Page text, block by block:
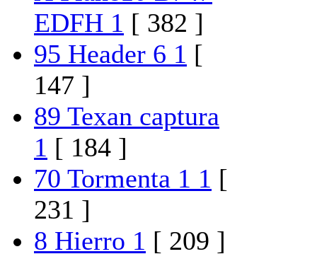
EDFH 1 [ 382 ]
95 Header 6 1 [
147 ]
89 Texan captura
1 [ 184 ]
70 Tormenta 1 1 [
231 ]
8 Hierro 1 [ 209 ]